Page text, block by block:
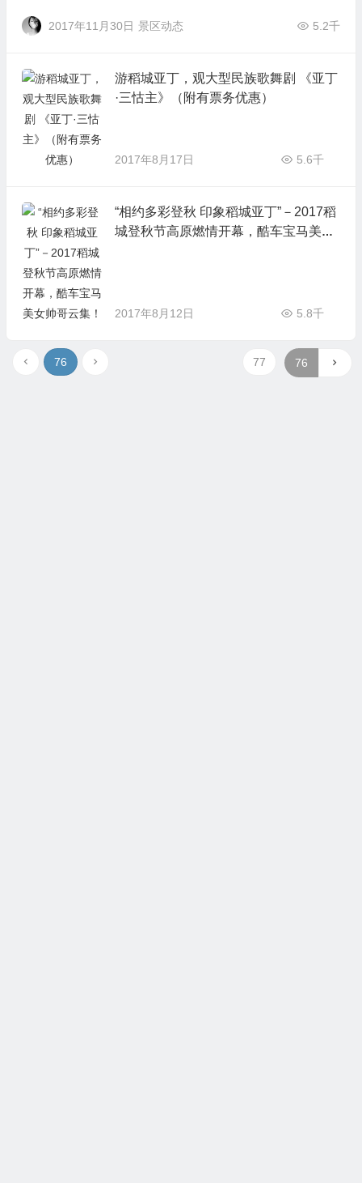
2017年11月30日 景区动态 5.2千
游稻城亚丁，观大型民族歌舞剧 《亚丁
·三怙主》（附有票务优惠）
2017年8月17日 5.6千
“相约多彩登秋 印象稻城亚丁”－2017稻
城登秋节高原燃情开幕，酷车宝马美女
2017年8月12日 5.8千
77
76